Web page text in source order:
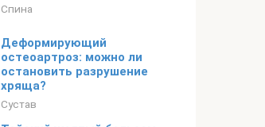
Спина
Деформирующий
остеоартроз: можно ли
остановить разрушение
хряща?
Сустав